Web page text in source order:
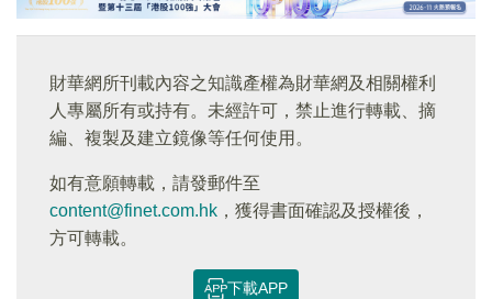
財華網所刊載內容之知識產權為財華網及相關權利
人專屬所有或持有。未經許可，禁止進行轉載、摘
編、複製及建立鏡像等任何使用。
如有意願轉載，請發郵件至
content@finet.com.hk ，獲得書面確認及授權後，
方可轉載。
下載APP